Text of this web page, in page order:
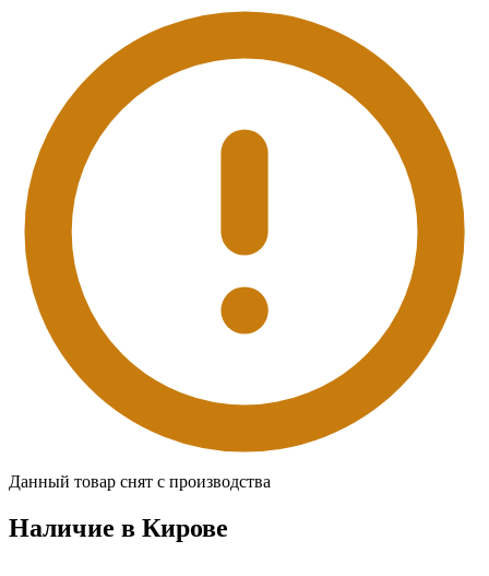
Данный товар снят с производства
Наличие в Кировe